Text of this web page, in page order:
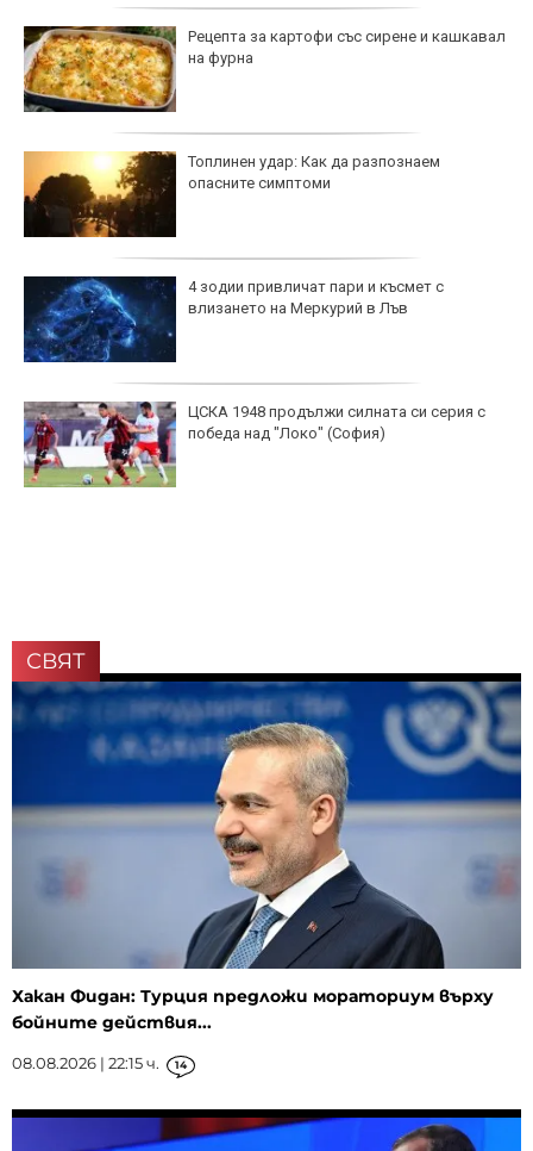
Рецепта за картофи със сирене и кашкавал
на фурна
Топлинен удар: Как да разпознаем
опасните симптоми
4 зодии привличат пари и късмет с
влизането на Меркурий в Лъв
ЦСКА 1948 продължи силната си серия с
победа над "Локо" (София)
СВЯТ
Хакан Фидан: Турция предложи мораториум върху
бойните действия...
08.08.2026 | 22:15 ч. 14